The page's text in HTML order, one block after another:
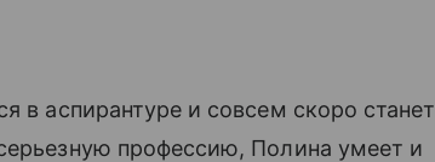
в аспирантуре и совсем скоро станет
профессию, Полина умеет и